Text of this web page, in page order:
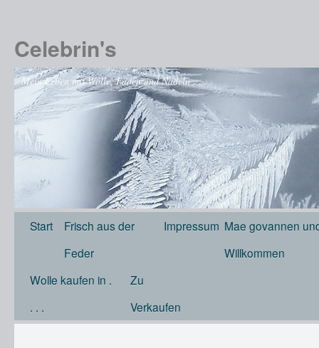
Celebrin's
Mein Leben mit Wolle, Fäden und Nadeln . . . .
Start
Frisch aus der
Feder
Impressum Mae govannen
Willkommen
Wolle kaufen in .
. . .
Zu
Verkaufen